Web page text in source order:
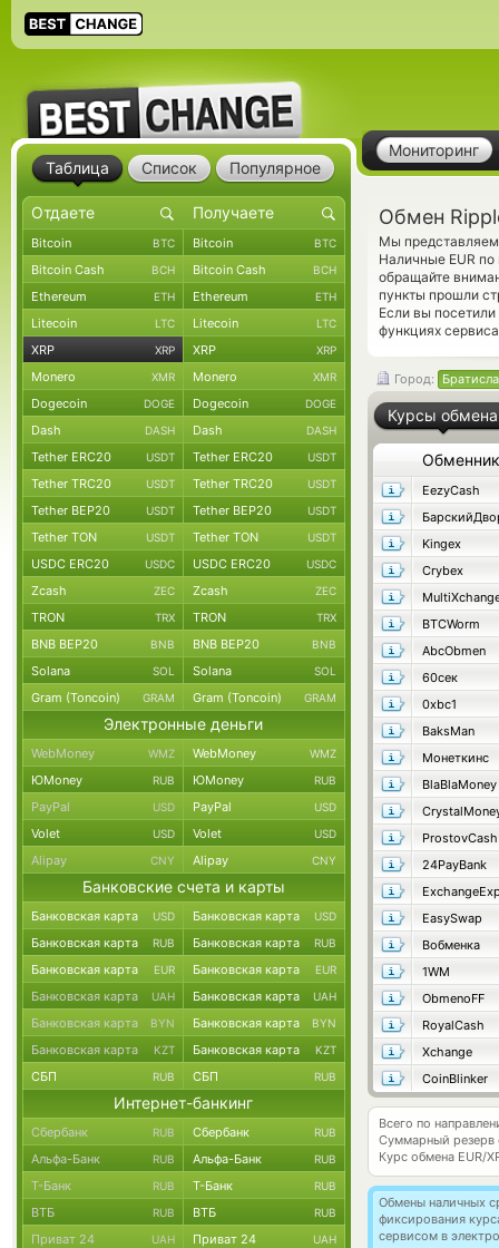
Мониторинг
Обмен
Мы представляем
Наличные EUR
обращайте
пункты прошли
Если вы
функциях
Город:
Курсы обмена
Обменник
EezyCash
Kingex
Crybex
BTCWorm
AbcObmen
60сек
0xbc1
BaksMan
Монеткинс
BlaBlaMoney
ProstovCash
24PayBank
EasySwap
Вобменка
1WM
ObmenoFF
RoyalCash
Xchange
CoinBlinker
Всего по
Суммарный резерв
Курс обмена EUR/
Обмены наличных
фиксирования
сервисом в
Таблица Список Популярное
Bitcoin BTC Bitcoin BTC
Bitcoin Cash BCH Bitcoin Cash BCH
Ethereum ETH Ethereum ETH
Litecoin LTC Litecoin LTC
XRP XRP XRP XRP
Monero XMR Monero XMR
Dogecoin DOGE Dogecoin DOGE
Dash DASH Dash DASH
Tether ERC20 USDT Tether ERC20 USDT
Tether TRC20 USDT Tether TRC20 USDT
Tether BEP20 USDT Tether BEP20 USDT
Tether TON USDT Tether TON USDT
USDC ERC20 USDC USDC ERC20 USDC
Zcash ZEC Zcash ZEC
TRON TRX TRON TRX
BNB BEP20 BNB BNB BEP20 BNB
Solana SOL Solana SOL
Gram (Toncoin) GRAM Gram (Toncoin) GRAM
Электронные деньги
WebMoney WMZ WebMoney WMZ
ЮMoney RUB ЮMoney RUB
PayPal USD PayPal USD
Volet USD Volet USD
Alipay CNY Alipay CNY
Банковские счета и карты
Банковская карта USD Банковская карта USD
Банковская карта RUB Банковская карта RUB
Банковская карта EUR Банковская карта EUR
Банковская карта UAH Банковская карта UAH
Банковская карта BYN Банковская карта BYN
Банковская карта KZT Банковская карта KZT
СБП RUB СБП RUB
Интернет-банкинг
Сбербанк RUB Сбербанк RUB
Альфа-Банк RUB Альфа-Банк RUB
Т-Банк RUB Т-Банк RUB
ВТБ RUB ВТБ RUB
Приват 24 UAH Приват 24 UAH